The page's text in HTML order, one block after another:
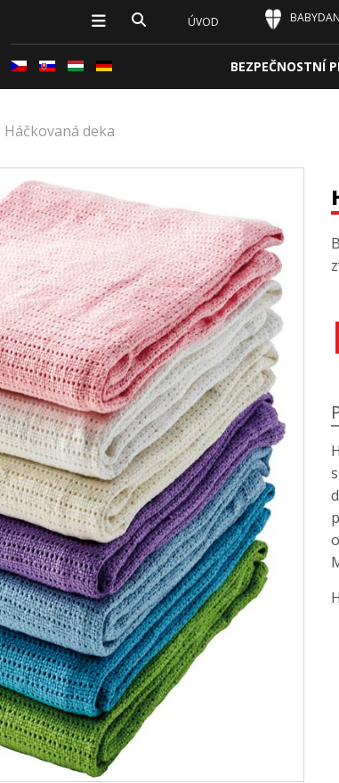
ÚVOD BABYDAN
BEZPEČNOSTNÍ
Háčkovaná deka